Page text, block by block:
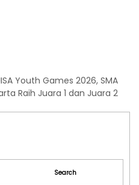
Youth Games 2026, SMA
Raih Juara 1 dan Juara 2